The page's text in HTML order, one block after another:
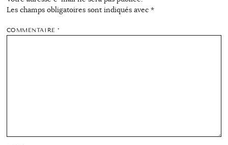
Les champs obligatoires sont indiqués avec *
COMMENTAIRE*